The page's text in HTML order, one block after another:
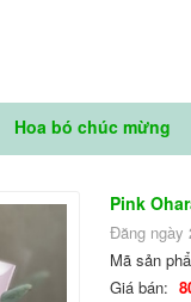
Hoa bó chúc mừng
Pink
Đăng ngày
Mã sản
Giá bán: